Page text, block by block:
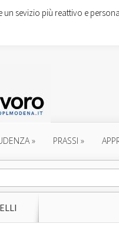
» PRASSI »
sevizio più reattivo e